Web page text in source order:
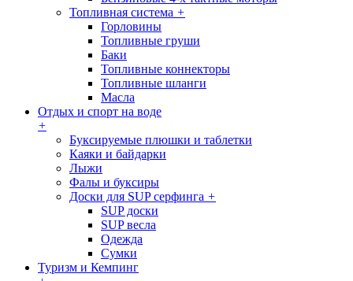
Топливная система +
Горловины
Топливные груши
Баки
Топливные коннекторы
Топливные шланги
Масла
Отдых и спорт на воде
+
Буксируемые плюшки и таблетки
Каяки и байдарки
Лыжи
Фалы и буксиры
Доски для SUP серфинга +
SUP доски
SUP весла
Одежда
Сумки
Туризм и Кемпинг